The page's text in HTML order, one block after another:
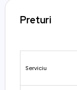
Preturi
Serviciu